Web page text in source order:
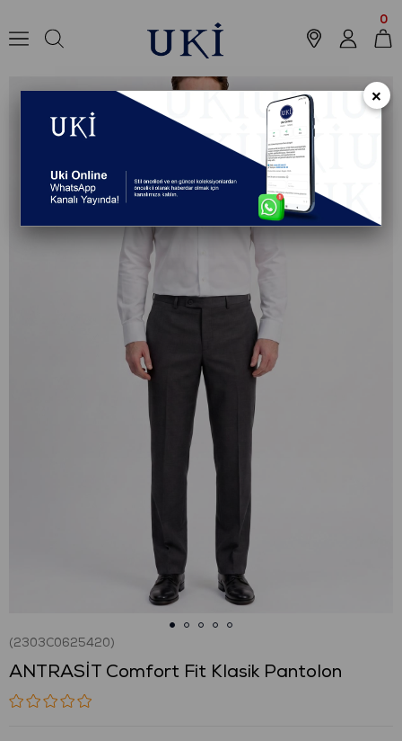
0
ANTRASİT
(2303C0625420)
ANTRASİT Comfort Fit Klasik Pantolon
×